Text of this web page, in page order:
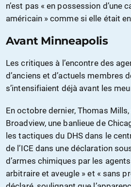
n’est pas « en possession d’une
américain » comme si elle était
Avant Minneapolis
Les critiques à l’encontre des
d’anciens et d’actuels membres
s’intensifiaient déjà avant les
En octobre dernier, Thomas
Broadview, une banlieue de
les tactiques du DHS dans le
de l’ICE dans une déclaration
d’armes chimiques par les
arbitraire et aveugle » et « sans